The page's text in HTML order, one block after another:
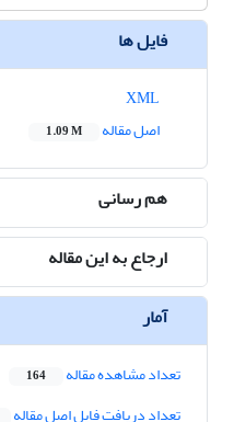
فایل ها
اصل مقاله
1.09 M
هم رسانی
ارجاع به این مقاله
آمار
تعداد مشاهده مقاله 164
تعداد دریافت فایل اصل مقاله